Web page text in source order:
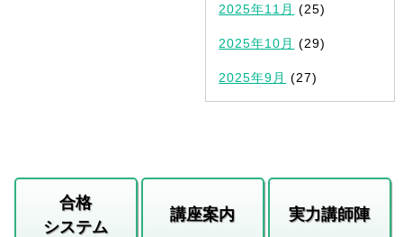
2025年11月 (25)
2025年10月 (29)
2025年9月 (27)
合格
システム
講座案内 実力講師陣